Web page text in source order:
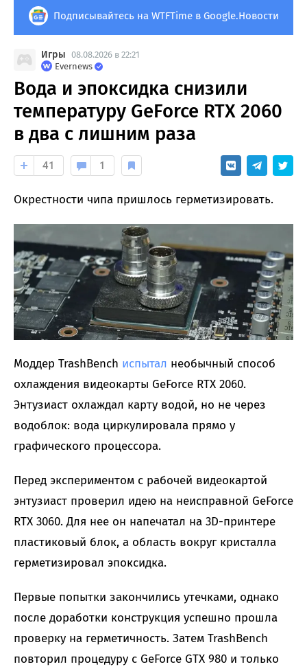
Подписывайтесь на WTFTime в Google.Новости
Игры 08.08.2026 в 22:21
Evernews
Вода и эпоксидка снизили
температуру GeForce RTX 2060
в два с лишним раза
41 1
Окрестности чипа пришлось герметизировать.
Моддер TrashBench испытал необычный способ
охлаждения видеокарты GeForce RTX 2060.
Энтузиаст охлаждал карту водой, но не через
водоблок: вода циркулировала прямо у
графического процессора.
Перед экспериментом с рабочей видеокартой
энтузиаст проверил идею на неисправной GeForce
RTX 3060. Для нее он напечатал на 3D-принтере
пластиковый блок, а область вокруг кристалла
герметизировал эпоксидка.
Первые попытки закончились утечками, однако
после доработки конструкция успешно прошла
проверку на герметичность. Затем TrashBench
повторил процедуру с GeForce GTX 980 и только